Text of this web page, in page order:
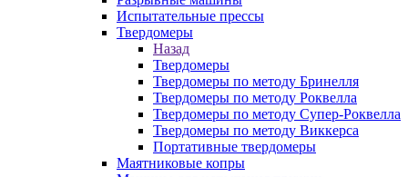
Испытательные прессы
Твердомеры
Назад
Твердомеры
Твердомеры по методу Бринелля
Твердомеры по методу Роквелла
Твердомеры по методу Супер-Роквелла
Твердомеры по методу Виккерса
Портативные твердомеры
Маятниковые копры